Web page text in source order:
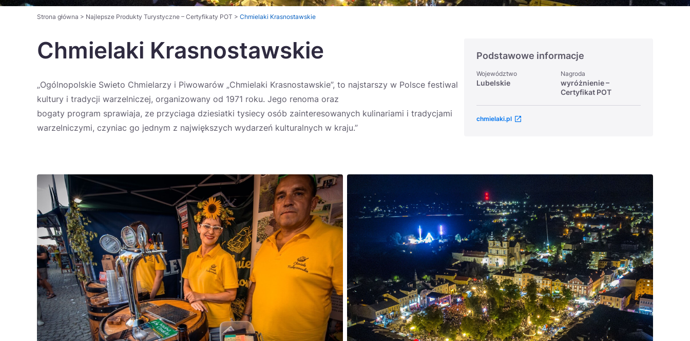
Strona główna > Najlepsze Produkty Turystyczne – Certyfikaty POT > Chmielaki Krasnostawskie
Chmielaki Krasnostawskie
„Ogólnopolskie Swieto Chmielarzy i Piwowarów „Chmielaki Krasnostawskie”, to najstarszy w Polsce festiwal
kultury i tradycji warzelniczej, organizowany od 1971 roku. Jego renoma oraz
bogaty program sprawiaja, ze przyciaga dziesiatki tysiecy osób zainteresowanych kulinariami i tradycjami
warzelniczymi, czyniac go jednym z największych wydarzeń kulturalnych w kraju.”
Podstawowe informacje
Województwo
Lubelskie
Nagroda
wyróżnienie –
Certyfikat POT
chmielaki.pl